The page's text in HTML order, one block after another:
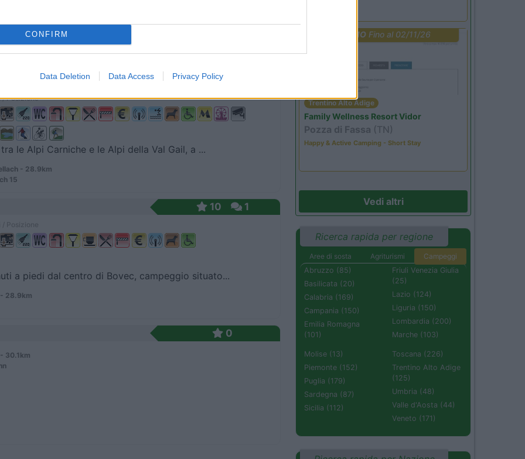
CONFIRM
Data Deletion Data Access Privacy Policy
km dal centro storico, il camepggio offre bunga...
118
10
Posizione
le Alpi Carniche e le Alpi della Val Gail, a ...
- 28.9km
15
10 1
a piedi dal centro di Bovec, campeggio situato...
28.9km
0
30.1km
PROMO Fino al 02/11/26
Trentino Alto Adige
Family Wellness Resort Vidor
Pozza di Fassa (TN)
Happy & Active Camping - Short Stay
Vedi altri
Ricerca rapida per regione
Aree di sosta Agriturismi
Campeggi
Abruzzo (85)
Basilicata (20)
Calabria (169)
Campania (150)
Emilia Romagna
(101)
Friuli Venezia Giulia
(25)
Lazio (124)
Liguria (150)
Lombardia (200)
Marche (103)
Molise (13)
Piemonte (152)
Puglia (179)
Sardegna (87)
Sicilia (112)
Toscana (226)
Trentino Alto Adige
(125)
Umbria (48)
Valle d'Aosta (44)
Veneto (171)